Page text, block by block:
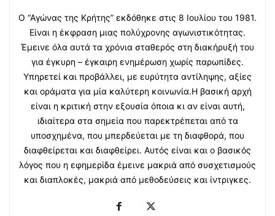
Ο “Αγώνας της Κρήτης” εκδόθηκε στις 8 Ιουλίου του 1981.
Είναι η έκφραση μιας πολύχρονης αγωνιστικότητας.
Έμεινε όλα αυτά τα χρόνια σταθερός στη διακήρυξή του
για έγκυρη – έγκαιρη ενημέρωση χωρίς παρωπίδες.
Υπηρετεί και προβάλλει, με ευρύτητα αντίληψης, αξίες
και οράματα για μία καλύτερη κοινωνία.Η βασική αρχή
είναι η κριτική στην εξουσία όποια κι αν είναι αυτή,
ιδιαίτερα στα σημεία που παρεκτρέπεται από τα
υποσχημένα, που μπερδεύεται με τη διαφθορά, που
διαφθείρεται και διαφθείρει. Αυτός είναι και ο βασικός
λόγος που η εφημερίδα έμεινε μακριά από συσχετισμούς
και διαπλοκές, μακριά από μεθοδεύσεις και ίντριγκες.